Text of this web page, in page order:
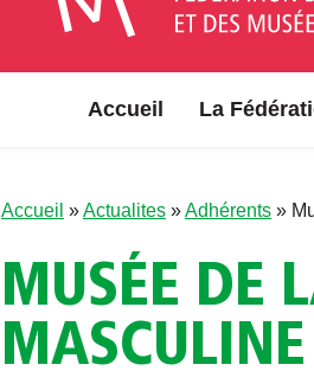
Accueil La
Accueil »Actualites »Adhérents »
MUSÉE DE